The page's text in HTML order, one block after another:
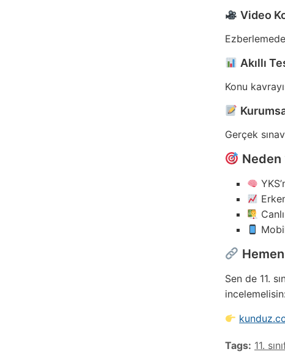
Video
Akıllı
Konu
Gerçek
Neden
Sen de 11.
incelemelisin:
Tags: 11.